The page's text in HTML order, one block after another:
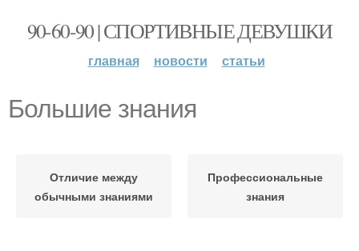
90-60-90 | СПОРТИВНЫЕ ДЕВУШКИ
главная новости статьи
Большие знания
Отличие между
обычными знаниями
Профессиональные
знания